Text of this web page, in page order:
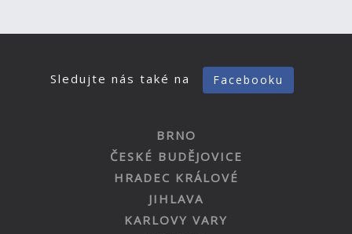
Sledujte nás také na Facebooku
BRNO
ČESKÉ BUDĚJOVICE
HRADEC KRÁLOVÉ
JIHLAVA
KARLOVY VARY